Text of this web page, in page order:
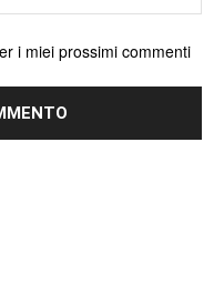
i miei prossimi commenti